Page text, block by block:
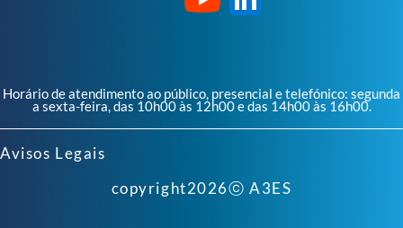
Horário de atendimento ao público, presencial e telefónico: segunda
a sexta-feira, das 10h00 às 12h00 e das 14h00 às 16h00.
Avisos Legais
copyright2026ⓒ A3ES